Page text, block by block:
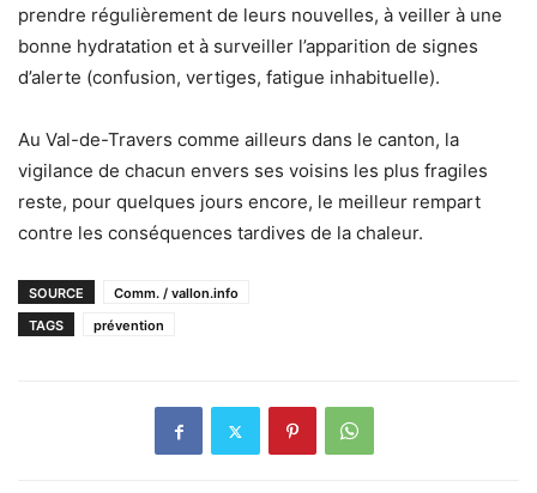
prendre régulièrement de leurs nouvelles, à veiller à une
bonne hydratation et à surveiller l’apparition de signes
d’alerte (confusion, vertiges, fatigue inhabituelle).
Au Val-de-Travers comme ailleurs dans le canton, la
vigilance de chacun envers ses voisins les plus fragiles
reste, pour quelques jours encore, le meilleur rempart
contre les conséquences tardives de la chaleur.
SOURCE
Comm. / vallon.info
TAGS
prévention